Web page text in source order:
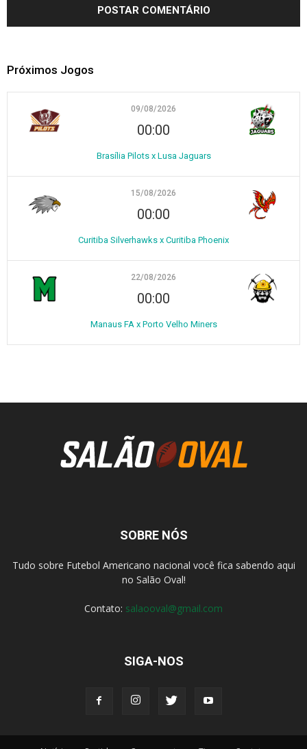
Próximos Jogos
09/08/2026
00:00
Brasília Pilots x Lusa Jaguars
15/08/2026
00:00
Curitiba Silverhawks x Curitiba Phoenix
22/08/2026
00:00
Manaus FA x Porto Velho Miners
SOBRE NÓS
Tudo sobre Futebol Americano nacional você fica sabendo aqui
no Salão Oval!
Contato: salaooval@gmail.com
SIGA-NOS